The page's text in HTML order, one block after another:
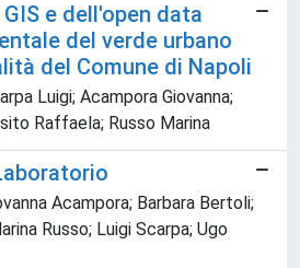
e dell'open data
del verde urbano
del Comune di Napoli
Luigi; Acampora Giovanna;
Raffaela; Russo Marina
Acampora; Barbara Bertoli;
Russo; Luigi Scarpa; Ugo